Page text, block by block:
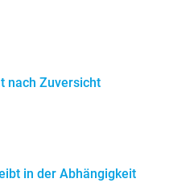
nach Zuversicht
in der Abhängigkeit